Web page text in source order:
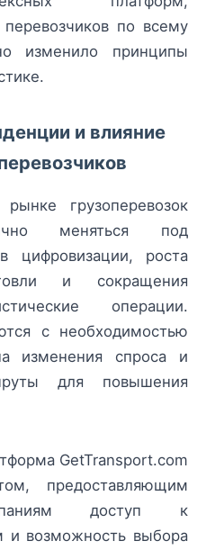
по всему
изменило принципы
и влияние
грузоперевозок
меняться под
цифровизации, роста
и сокращения
операции.
с необходимостью
изменения спроса и
для повышения
GetTransport.com
предоставляющим
доступ к
и возможность выбора